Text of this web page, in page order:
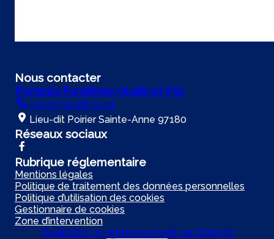
Nous contacter
Pompes Funèbres Oualli et Fils
+59 05 90 88 12 01
Lieu-dit Poirier Sainte-Anne 97180
Réseaux sociaux
Rubrique réglementaire
Mentions légales
Politique de traitement des données personnelles
Politique d’utilisation des cookies
Gestionnaire de cookies
Zone d’intervention
Réalisation et référencement par Simplifia